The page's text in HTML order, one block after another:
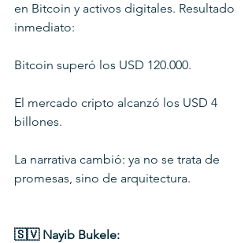
en Bitcoin y activos digitales. Resultado
inmediato:
Bitcoin superó los USD 120.000.
El mercado cripto alcanzó los USD 4
billones.
La narrativa cambió: ya no se trata de
promesas, sino de arquitectura.
🇸🇻 Nayib Bukele: